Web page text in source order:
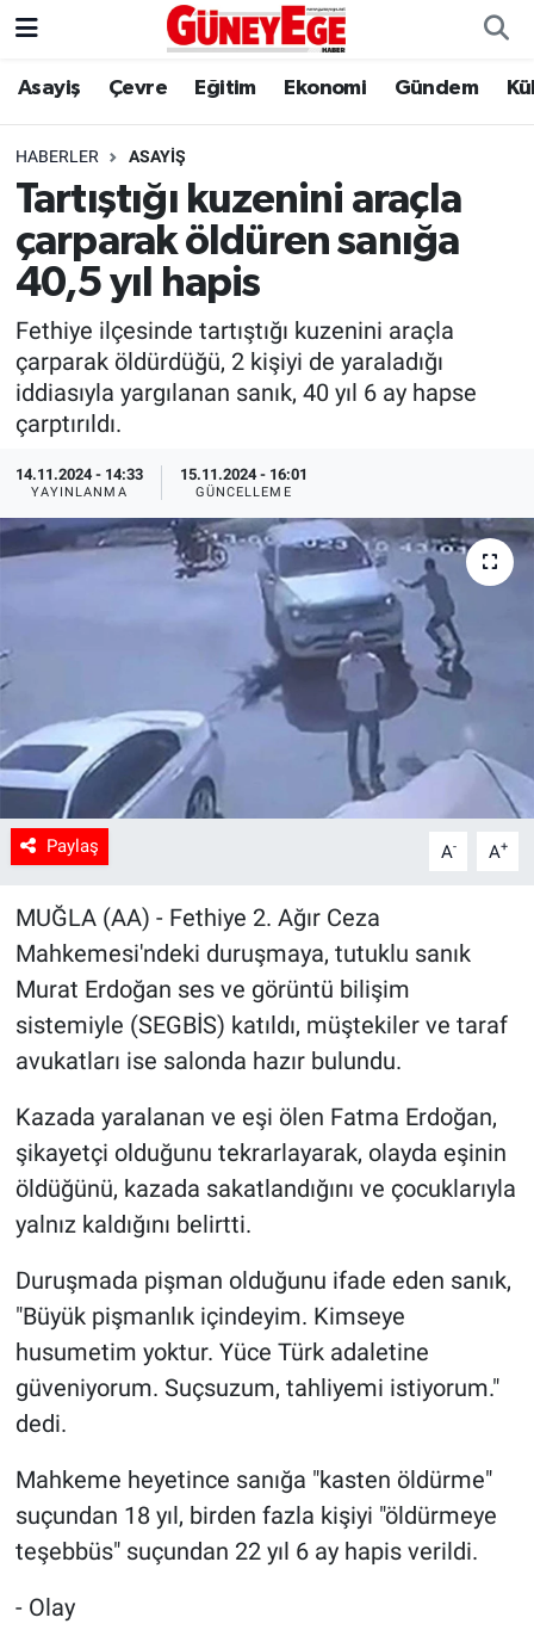
Asayiş Çevre Eğitim Ekonomi Gündem
HABERLER ASAYIŞ
Tartıştığı kuzenini araçla
çarparak öldüren sanığa
40,5 yıl hapis
Fethiye ilçesinde tartıştığı kuzenini araçla
çarparak öldürdüğü, 2 kişiyi de yaraladığı
iddiasıyla yargılanan sanık, 40 yıl 6 ay hapse
çarptırıldı.
14.11.2024 - 14:33
YAYINLANMA
15.11.2024 - 16:01
GÜNCELLEME
Paylaş A- A+
MUĞLA (AA) - Fethiye 2. Ağır Ceza
Mahkemesi'ndeki duruşmaya, tutuklu sanık
Murat Erdoğan ses ve görüntü bilişim
sistemiyle (SEGBİS) katıldı, müştekiler ve taraf
avukatları ise salonda hazır bulundu.
Kazada yaralanan ve eşi ölen Fatma Erdoğan,
şikayetçi olduğunu tekrarlayarak, olayda eşinin
öldüğünü, kazada sakatlandığını ve çocuklarıyla
yalnız kaldığını belirtti.
Duruşmada pişman olduğunu ifade eden sanık,
"Büyük pişmanlık içindeyim. Kimseye
husumetim yoktur. Yüce Türk adaletine
güveniyorum. Suçsuzum, tahliyemi istiyorum."
dedi.
Mahkeme heyetince sanığa "kasten öldürme"
suçundan 18 yıl, birden fazla kişiyi "öldürmeye
teşebbüs" suçundan 22 yıl 6 ay hapis verildi.
- Olay
Asayiş
Çevre
Eğitim
Ekonomi
Gündem
Kültür Sanat
Politika
Tarım
İstanbul Hava Durumu
İstanbul Trafik Yoğunluk Haritası
Süper Lig Puan Durumu ve Fikstür
Tüm Manşetler
Son Dakika Haberleri
Haber Arşivi